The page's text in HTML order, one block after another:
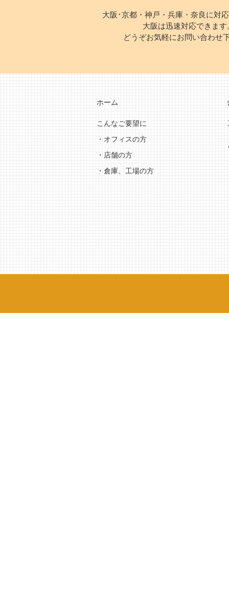
大阪･京都・神戸・兵庫・奈良に対
大阪は迅速対応できます
どうぞお気軽にお問い合わせ
ホーム
こんなご要望に
・オフィスの方
・店舗の方
・倉庫、工場の方